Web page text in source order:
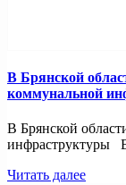
В Брянской
коммунальной
В Брянской
инфраструктуры
Читать далее